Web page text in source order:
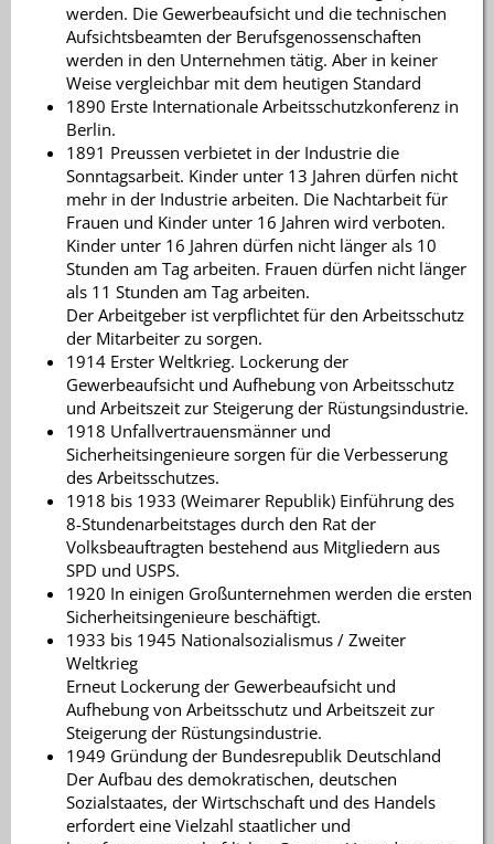
werden. Die Gewerbeaufsicht und die technischen
Aufsichtsbeamten der Berufsgenossenschaften
werden in den Unternehmen tätig. Aber in keiner
Weise vergleichbar mit dem heutigen Standard
1890 Erste Internationale Arbeitsschutzkonferenz in
Berlin.
1891 Preussen verbietet in der Industrie die
Sonntagsarbeit. Kinder unter 13 Jahren dürfen nicht
mehr in der Industrie arbeiten. Die Nachtarbeit für
Frauen und Kinder unter 16 Jahren wird verboten.
Kinder unter 16 Jahren dürfen nicht länger als 10
Stunden am Tag arbeiten. Frauen dürfen nicht länger
als 11 Stunden am Tag arbeiten.
Der Arbeitgeber ist verpflichtet für den Arbeitsschutz
der Mitarbeiter zu sorgen.
1914 Erster Weltkrieg. Lockerung der
Gewerbeaufsicht und Aufhebung von Arbeitsschutz
und Arbeitszeit zur Steigerung der Rüstungsindustrie.
1918 Unfallvertrauensmänner und
Sicherheitsingenieure sorgen für die Verbesserung
des Arbeitsschutzes.
1918 bis 1933 (Weimarer Republik) Einführung des
8-Stundenarbeitstages durch den Rat der
Volksbeauftragten bestehend aus Mitgliedern aus
SPD und USPS.
1920 In einigen Großunternehmen werden die ersten
Sicherheitsingenieure beschäftigt.
1933 bis 1945 Nationalsozialismus / Zweiter
Weltkrieg
Erneut Lockerung der Gewerbeaufsicht und
Aufhebung von Arbeitsschutz und Arbeitszeit zur
Steigerung der Rüstungsindustrie.
1949 Gründung der Bundesrepublik Deutschland
Der Aufbau des demokratischen, deutschen
Sozialstaates, der Wirtschschaft und des Handels
erfordert eine Vielzahl staatlicher und